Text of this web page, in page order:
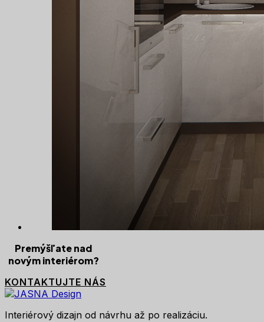
Premýšľate nad
novým interiérom?
KONTAKTUJTE NÁS
Interiérový dizajn od návrhu až po realizáciu.